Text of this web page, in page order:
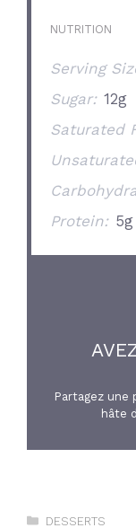
NUTRITION
Serving
Sugar: 12g
Saturated
Protein: 5g
Partagez
hâte
Catégories
DESSERTS